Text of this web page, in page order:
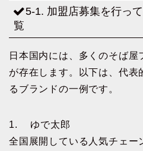
5-1. 加盟店募集を行っ
覧
日本国内には、多くのそば屋
が存在します。以下は、代表
るブランドの一例です。
1. ゆで太郎
全国展開している人気チェー